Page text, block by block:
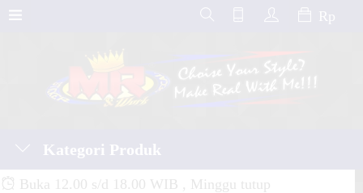
Rp
Kategori Produk
Buka 12.00 s/d 18.00 WIB , Minggu tutup